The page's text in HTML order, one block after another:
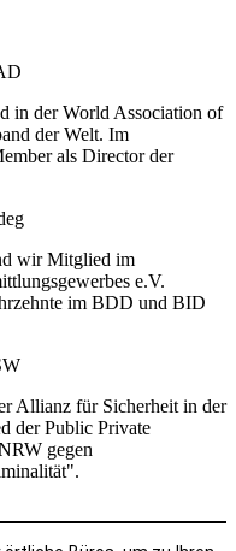
in der World Association of
der Welt. Im
als Director der
wir Mitglied im
e.V.
im BDD und BID
Allianz für Sicherheit in der
der Public Private
gegen